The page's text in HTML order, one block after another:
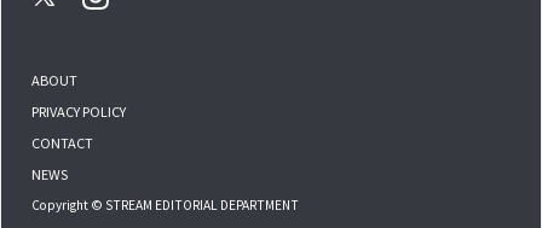
ABOUT
PRIVACY POLICY
CONTACT
NEWS
Copyright © STREAM EDITORIAL DEPARTMENT